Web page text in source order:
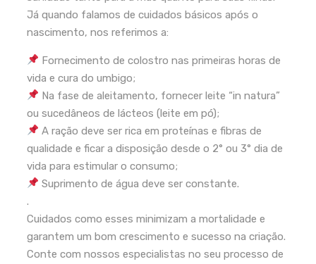
Já quando falamos de cuidados básicos após o
nascimento, nos referimos a:
Fornecimento de colostro nas primeiras horas de
vida e cura do umbigo;
Na fase de aleitamento, fornecer leite “in natura”
ou sucedâneos de lácteos (leite em pó);
A ração deve ser rica em proteínas e fibras de
qualidade e ficar a disposição desde o 2° ou 3° dia de
vida para estimular o consumo;
Suprimento de água deve ser constante.
.
Cuidados como esses minimizam a mortalidade e
garantem um bom crescimento e sucesso na criação.
Conte com nossos especialistas no seu processo de